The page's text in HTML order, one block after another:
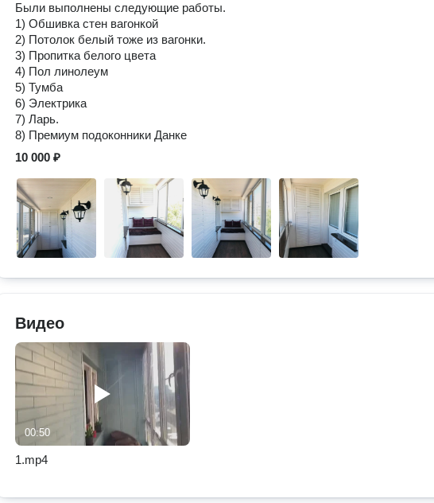
Были выполнены следующие работы.
1) Обшивка стен вагонкой
2) Потолок белый тоже из вагонки.
3) Пропитка белого цвета
4) Пол линолеум
5) Тумба
6) Электрика
7) Ларь.
8) Премиум подоконники Данке
10 000 ₽
Видео
00:50
1.mp4